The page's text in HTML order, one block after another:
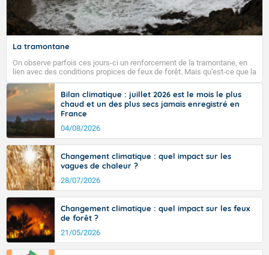
Fermer
La tramontane
On observe parfois ces jours-ci un renforcement de la tramontane, en
lien avec des conditions propices de feux de forêt. Mais qu'est-ce que la
tramontane ? Quelles sont ses caractéristiques ? La tramontane est un
vent turbulent soufflant de secteur nord-ouest à nord, ou ouest à nord-
ouest, dans un secteur qui part du Roussillon à la vallée de l’Aude et à
l’ouest de l’Hérault. L’étymologie de ce vent vient du latin trasmontanus,
signifiant au-delà des monts, en allusion aux régions montagneuses
d’où provient ce vent.
Bilan climatique : juillet 2026 est le mois le plus
chaud et un des plus secs jamais enregistré en
France
04/08/2026
Changement climatique : quel impact sur les
vagues de chaleur ?
28/07/2026
Changement climatique : quel impact sur les feux
de forêt ?
21/05/2026